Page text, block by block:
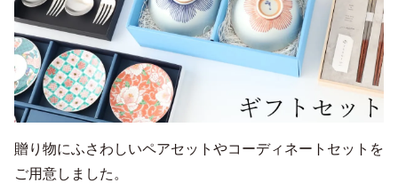
贈り物にふさわしいペアセットやコーディネートセットを
ご用意しました。